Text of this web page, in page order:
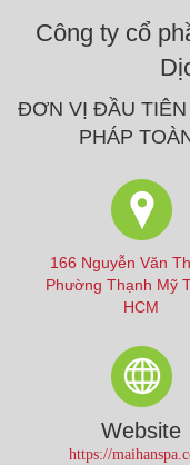
Công ty cổ
ĐƠN VỊ ĐẦU TIÊN
PHÁP
166 Nguyễn Văn
Phường Thạnh Mỹ
HCM
Website
https://